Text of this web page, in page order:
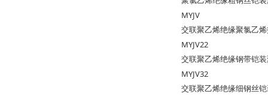
MYJV
交联聚乙烯绝缘聚氯乙
MYJV22
交联聚乙烯绝缘钢带铠
MYJV32
交联聚乙烯绝缘细钢丝